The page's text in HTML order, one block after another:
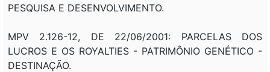
PESQUISA E DESENVOLVIMENTO.
MPV 2.126-12, DE 22/06/2001: PARCELAS DOS
LUCROS E OS ROYALTIES - PATRIMÔNIO GENÉTICO -
DESTINAÇÃO.